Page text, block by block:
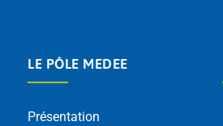
LE PÔLE MEDEE
Présentation